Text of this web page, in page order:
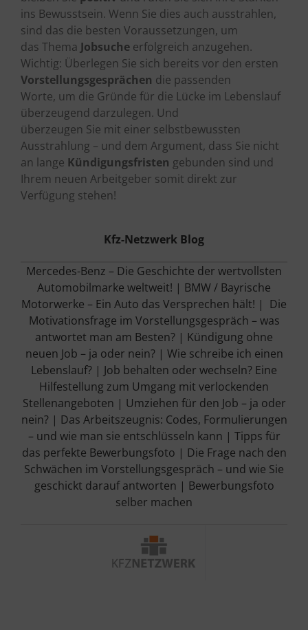
ins Bewusstsein. Wenn Sie dies auch ausstrahlen,
sind das die besten Voraussetzungen, um
das Thema Jobsucheerfolgreich anzugehen.
Wichtig: Überlegen Sie sich bereits vor den ersten
Vorstellungsgesprächen die passenden
Worte, um die Gründe für die Lücke im Lebenslauf
überzeugend darzulegen. Und
überzeugen Sie mit einer selbstbewussten
Ausstrahlung – und dem Argument, dass Sie nicht
an lange Kündigungsfristen gebunden sind und
Ihrem neuen Arbeitgeber somit direkt zur
Verfügung stehen!
Kfz-Netzwerk Blog
Mercedes-Benz – Die Geschichte der wertvollsten
Automobilmarke weltweit! | BMW / Bayrische
Motorwerke – Ein Auto das Versprechen hält! | Die
Motivationsfrage im Vorstellungsgespräch – was
antwortet man am Besten? | Kündigung ohne
neuen Job – ja oder nein?| Wie schreibe ich einen
Lebenslauf? | Job behalten oder wechseln? Eine
Hilfestellung zum Umgang mit verlockenden
Stellenangeboten | Umziehen für den Job – ja oder
nein? | Das Arbeitszeugnis: Codes, Formulierungen
– und wie man sie entschlüsseln kann | Tipps für
das perfekte Bewerbungsfoto | Die Frage nach den
Schwächen im Vorstellungsgespräch – und wie Sie
geschickt darauf antworten | Bewerbungsfoto
selber machen